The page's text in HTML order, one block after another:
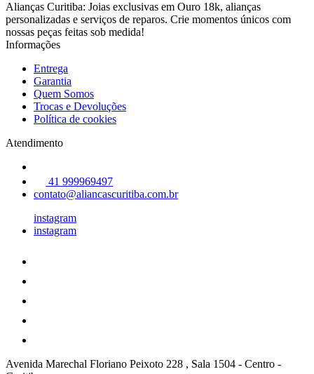
Alianças Curitiba: Joias exclusivas em Ouro 18k, alianças
personalizadas e serviços de reparos. Crie momentos únicos com
nossas peças feitas sob medida!
Informações
Entrega
Garantia
Quem Somos
Trocas e Devoluções
Política de cookies
Atendimento
41 999969497
contato@aliancascuritiba.com.br
instagram
instagram
Avenida Marechal Floriano Peixoto 228 , Sala 1504 - Centro -